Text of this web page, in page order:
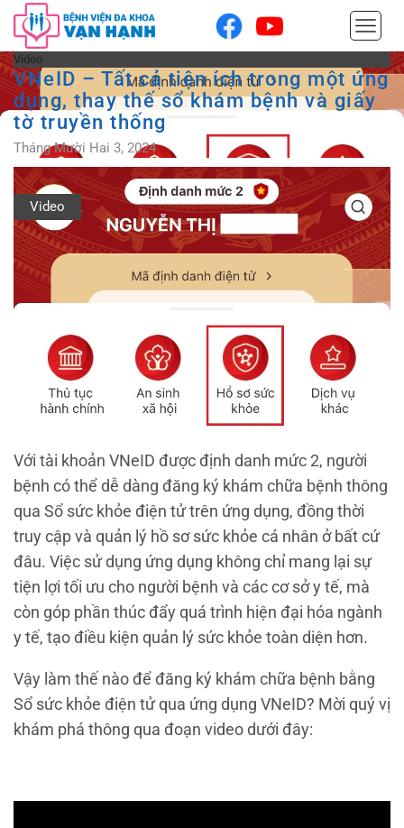
Video
VNeID – Tất cả tiện ích trong một ứng
dụng, thay thế sổ khám bệnh và giấy
tờ truyền thống
Tháng Mười Hai 3, 2024
Video
Với tài khoản VNeID được định danh mức 2, người
bệnh có thể dễ dàng đăng ký khám chữa bệnh thông
qua Sổ sức khỏe điện tử trên ứng dụng, đồng thời
truy cập và quản lý hồ sơ sức khỏe cá nhân ở bất cứ
đâu. Việc sử dụng ứng dụng không chỉ mang lại sự
tiện lợi tối ưu cho người bệnh và các cơ sở y tế, mà
còn góp phần thúc đẩy quá trình hiện đại hóa ngành
y tế, tạo điều kiện quản lý sức khỏe toàn diện hơn.
Vậy làm thế nào để đăng ký khám chữa bệnh bằng
Sổ sức khỏe điện tử qua ứng dụng VNeID? Mời quý vị
khám phá thông qua đoạn video dưới đây: